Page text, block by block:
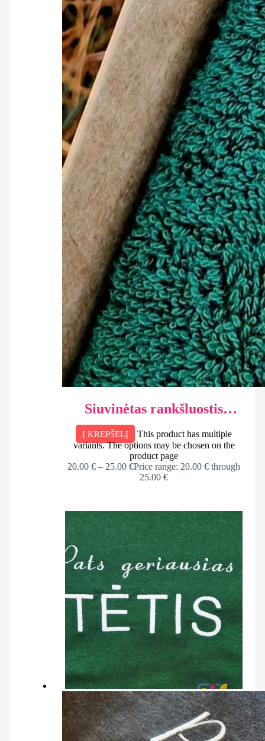
Siuvinėtas rankšluostis
Miškas + siuvinėta Snaigė,
dėžutėje
Į KREPŠELĮ
This product has multiple
variants. The options may be chosen on the
product page
20.00 € – 25.00 €Price range: 20.00 € through
25.00 €